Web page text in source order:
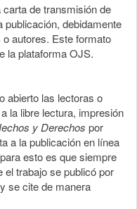
carta de transmisión de
publicación, debidamente
autores. Este formato
la plataforma OJS.
abierto las lectoras o
la libre lectura, impresión
y Derechos por
a la publicación en línea
esto es que siempre
trabajo se publicó por
y se cite de manera